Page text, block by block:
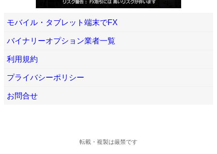
モバイル・タブレット端末でFX
バイナリーオプション業者一覧
利用規約
プライバシーポリシー
お問合せ
転載・複製は厳禁です